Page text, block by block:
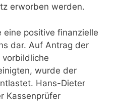
erworben werden.
positive finanzielle
dar. Auf Antrag der
vorbildliche
wurde der
Hans-Dieter
Kassenprüfer